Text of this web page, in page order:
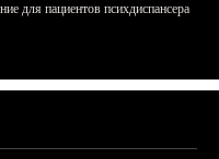
для пациентов психдиспансера